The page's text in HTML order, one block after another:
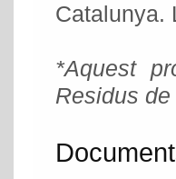
Catalunya.
*Aquest
Residus